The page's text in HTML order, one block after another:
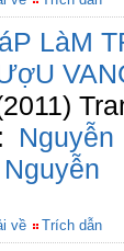
LàM
Nguyễn
về Trích dẫn